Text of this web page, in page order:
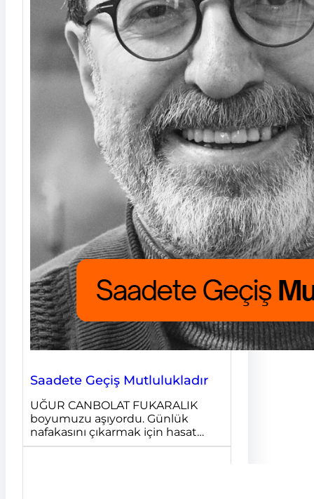
Saadete Geçiş Mutlulukladır
UĞUR CANBOLAT FUKARALIK
boyumuzu aşıyordu. Günlük
nafakasını çıkarmak için hasat…